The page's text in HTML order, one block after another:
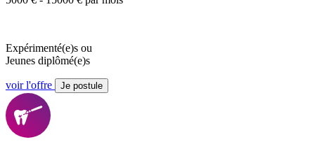
Expérimenté(e)s ou
Jeunes diplômé(e)s
voir l'offre Je postule